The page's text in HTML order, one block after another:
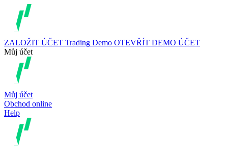
ZALOŽIT ÚČET Trading Demo OTEVŘÍT DEMO ÚČET
Můj účet
Můj účet
Obchod online
Help